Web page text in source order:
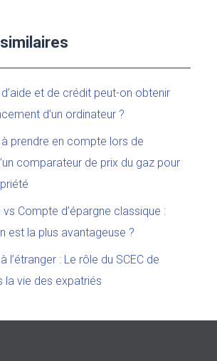
et de crédit peut-on obtenir
d’un ordinateur ?
prendre en compte lors de
comparateur de prix du gaz pour
Compte d’épargne classique :
est la plus avantageuse ?
l’étranger : Le rôle du SCEC de
la vie des expatriés